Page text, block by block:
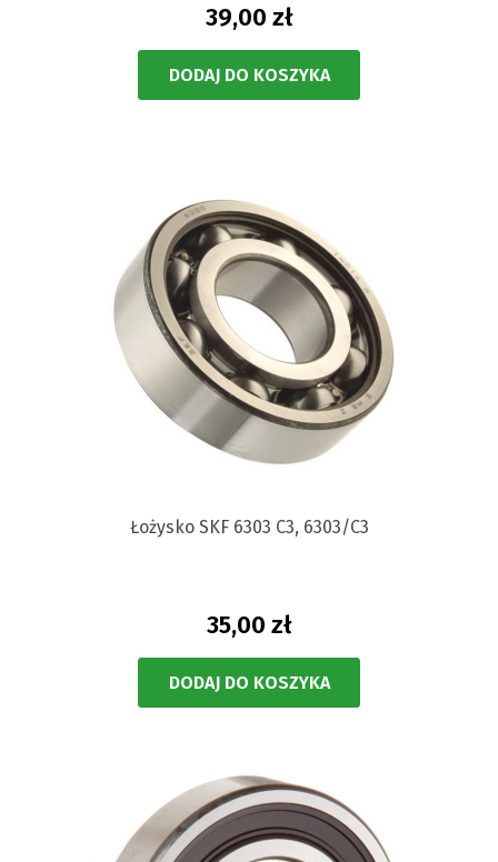
39,00 zł
DODAJ DO KOSZYKA
Łożysko SKF 6303 C3, 6303/C3
35,00 zł
DODAJ DO KOSZYKA